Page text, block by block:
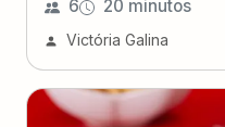
6 20 minutos
Victória Galina